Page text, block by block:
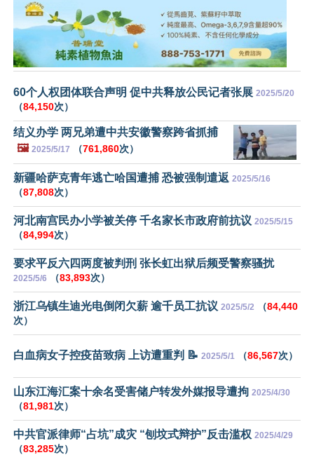
60个人权团体联合声明 促中共释放公民记者张展 2025/5/20
（84,150次）
结义办学 两兄弟遭中共安徽警察跨省抓捕
🖼️ 2025/5/17 （761,860次）
新疆哈萨克青年逃亡哈国遭捕 恐被强制遣返 2025/5/16
（87,808次）
河北南宫民办小学被关停 千名家长市政府前抗议 2025/5/15
（84,994次）
要求平反六四两度被判刑 张长虹出狱后频受警察骚扰
2025/5/6 （83,893次）
浙江乌镇生迪光电倒闭欠薪 逾千员工抗议 2025/5/2 （84,440
次）
白血病女子控疫苗致病 上访遭重判 📝 2025/5/1 （86,567次）
山东江海汇案十余名受害储户转发外媒报导遭拘 2025/4/30
（81,981次）
中共官派律师“占坑”成灾 “刨坟式辩护”反击滥权 2025/4/29
（83,285次）